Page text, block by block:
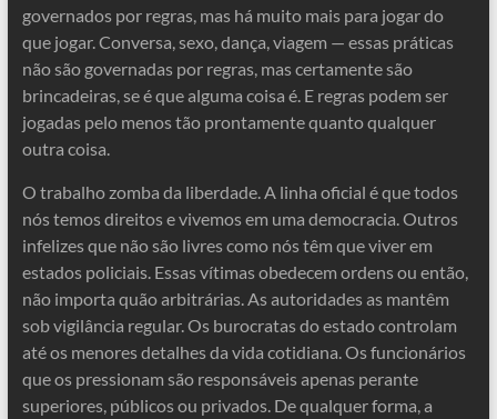
governados por regras, mas há muito mais para jogar do
que jogar. Conversa, sexo, dança, viagem — essas práticas
não são governadas por regras, mas certamente são
brincadeiras, se é que alguma coisa é. E regras podem ser
jogadas pelo menos tão prontamente quanto qualquer
outra coisa.
O trabalho zomba da liberdade. A linha oficial é que todos
nós temos direitos e vivemos em uma democracia. Outros
infelizes que não são livres como nós têm que viver em
estados policiais. Essas vítimas obedecem ordens ou então,
não importa quão arbitrárias. As autoridades as mantêm
sob vigilância regular. Os burocratas do estado controlam
até os menores detalhes da vida cotidiana. Os funcionários
que os pressionam são responsáveis ​​apenas perante
superiores, públicos ou privados. De qualquer forma, a